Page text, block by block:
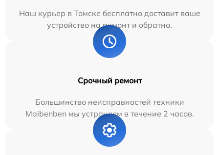
Наш курьер в Томске бесплатно доставит ваше
устройство на ремонт и обратно.
Срочный ремонт
Большинство неисправностей техники
Maibenben мы устраняем в течение 2 часов.